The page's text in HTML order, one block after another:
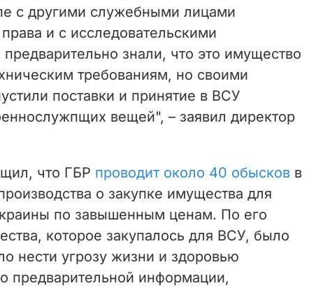
с другими служебными лицами
и с исследовательскими
знали, что это имущество
требованиям, но своими
поставки и принятие в ВСУ
вещей", – заявил директор
что ГБР проводит около 40 обысков в
о закупке имущества для
по завышенным ценам. По его
которое закупалось для ВСУ, было
нести угрозу жизни и здоровью
предварительной информации,